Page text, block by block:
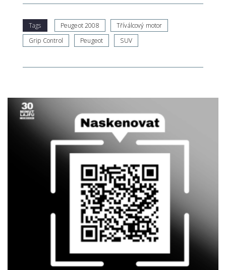
Tags Peugeot 2008
Tříválcový motor
Grip Control
Peugeot SUV